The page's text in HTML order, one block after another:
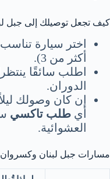
كيف تجعل توصيلك إلى جبل
اختر سيارة
أكثر من 3).
اطلب سائقًا
الدوران.
إن كان وصولك
أي طلب تاكسي
العشوائية.
مسارات جبل لبنان وكسروان